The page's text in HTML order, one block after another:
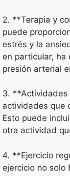
2. **Terapia y
puede
estrés y la
en particular, ha
presión arterial
3. **Actividades
actividades que
Esto puede
otra actividad
4. **Ejercicio
ejercicio no solo